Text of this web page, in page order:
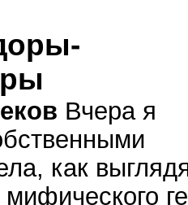
Вчера я
как